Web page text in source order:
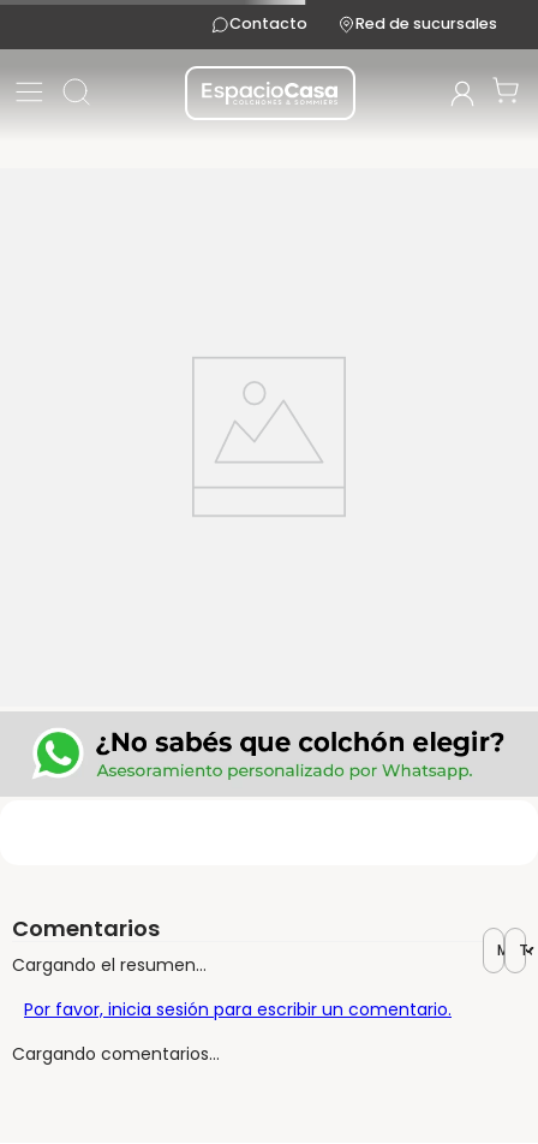
Contacto Red de sucursales
Comentarios
Cargando el resumen…
Por favor, inicia sesión para escribir un comentario.
Más
Cargando comentarios…